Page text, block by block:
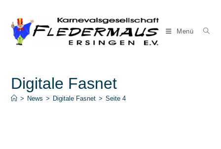
springen
Menü
Digitale Fasnet
> News > Digitale Fasnet > Seite 4